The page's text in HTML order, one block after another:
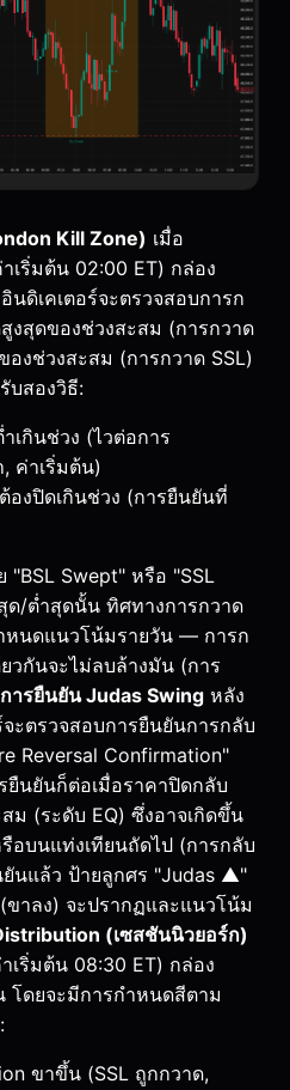
Kill Zone) เมื่อ
เริ่มต้น 02:00 ET) กล่อง
นดิเคเตอร์จะตรวจสอบการก
งสุดของช่วงสะสม (การกวาด
งช่วงสะสม (การกวาด SSL)
บสองวิธี:
เกินช่วง (ไวต่อการ
ค่าเริ่มต้น)
งปิดเกินช่วง (การยืนยันที่
"BSL Swept" หรือ "SSL
ด/ต่ำสุดนั้น ทิศทางการกวาด
หนดแนวโน้มรายวัน — การก
วกันจะไม่ลบล้างมัน (การ
ารยืนยัน Judas Swing หลัง
ะตรวจสอบการยืนยันการกลับ
Reversal Confirmation"
ยืนยันก็ต่อเมื่อราคาปิดกลับ
ม (ระดับ EQ) ซึ่งอาจเกิดขึ้น
อบนแท่งเทียนถัดไป (การกลับ
ยันแล้ว ป้ายลูกศร "Judas ▲"
าลง) จะปรากฏและแนวโน้ม
(เซสชันนิวยอร์ก)
เริ่มต้น 08:30 ET) กล่อง
โดยจะมีการกำหนดสีตาม
ขาขึ้น (SSL ถูกกวาด,